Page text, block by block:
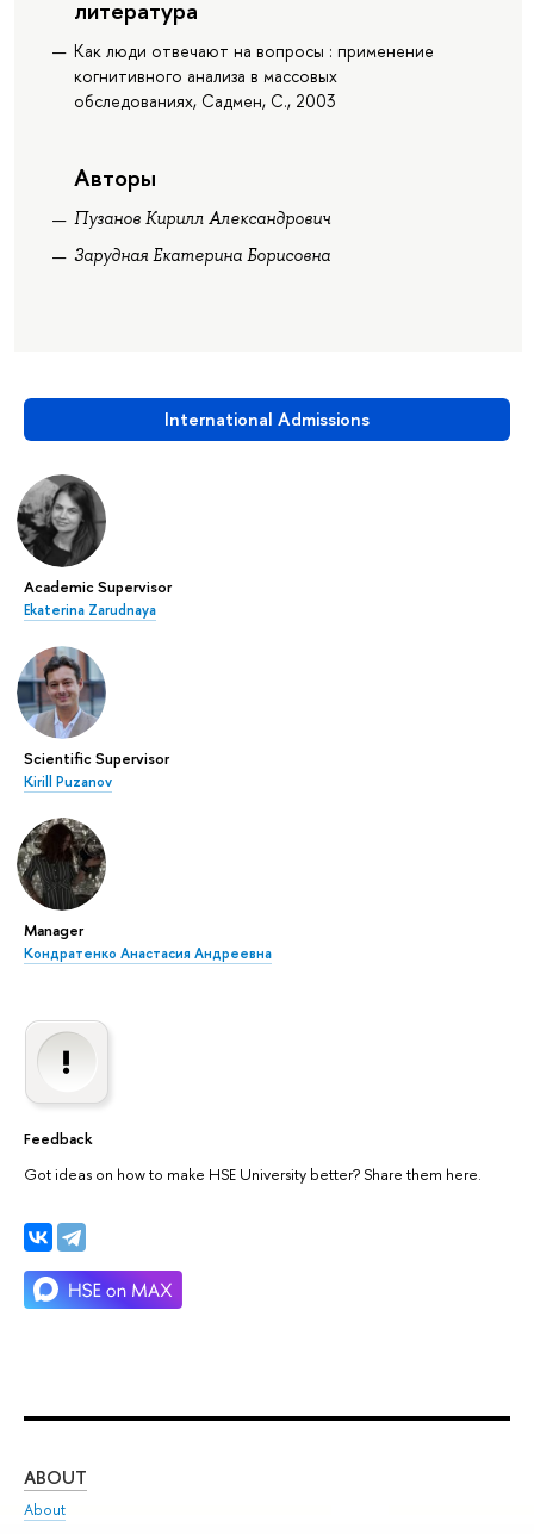
International Admissions
Academic Supervisor
Ekaterina Zarudnaya
Scientific Supervisor
Kirill Puzanov
Manager
Кондратенко Анастасия Андреевна
Feedback
Got ideas on how to make HSE University better? Share them here.
литература
Как люди отвечают на вопросы : применение
когнитивного анализа в массовых
обследованиях, Садмен, С., 2003
Авторы
Пузанов Кирилл Александрович
Зарудная Екатерина Борисовна
ABOUT
About